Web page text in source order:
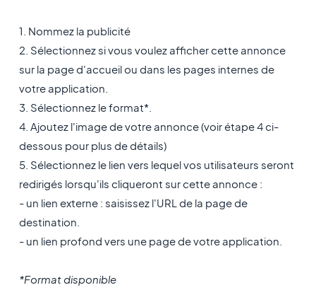
1. Nommez la publicité
2. Sélectionnez si vous voulez afficher cette annonce
sur la page d'accueil ou dans les pages internes de
votre application.
3. Sélectionnez le format*.
4. Ajoutez l'image de votre annonce (voir étape 4 ci-
dessous pour plus de détails)
5. Sélectionnez le lien vers lequel vos utilisateurs seront
redirigés lorsqu'ils cliqueront sur cette annonce :
- un lien externe : saisissez l'URL de la page de
destination.
- un lien profond vers une page de votre application.
*Format disponible